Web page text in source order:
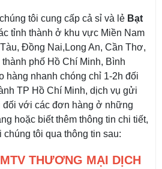
chúng tôi cung cấp cả sỉ và lẻ Bạt
tỉnh thành ở khu vực Miền Nam
Đồng Nai,Long An, Cần Thơ,
phố Hồ Chí Minh, Bình
hàng nhanh chóng chỉ 1-2h đối
TP Hồ Chí Minh, dịch vụ gửi
đối với các đơn hàng ở những
hoặc biết thêm thông tin chi tiết,
tôi qua thông tin sau:
THƯƠNG MẠI DỊCH